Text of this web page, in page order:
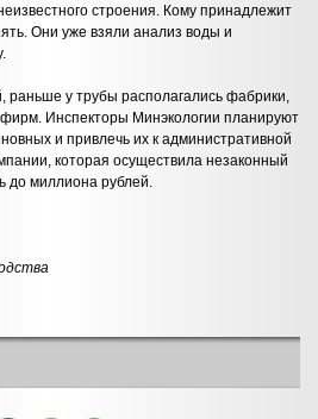
строения. Кому принадлежит
Они уже взяли анализ воды и
раньше у трубы располагались фабрики,
Инспекторы Минэкологии планируют
и привлечь их к административной
которая осуществила незаконный
до миллиона рублей.